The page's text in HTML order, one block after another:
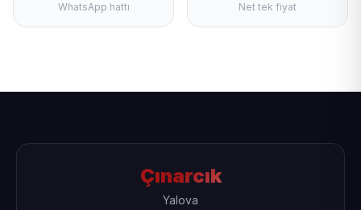
WhatsApp hattı
Net tek fiyat
Çınarcık
Yalova